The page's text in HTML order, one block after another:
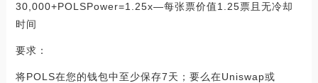
30,000+POLSPower=1.25x—每张票价值1.25票且无冷却
时间
要求：
将POLS在您的钱包中至少保存7天；要么在Uniswap或